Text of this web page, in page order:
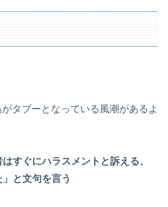
タブーとなっている風潮があるよ
すぐにハラスメントと訴える、
と文句を言う